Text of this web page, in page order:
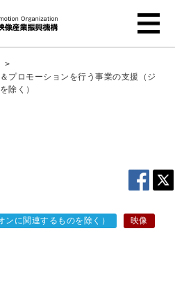
>
プロモーションを行う事業の支援（ジ
除く）
に関連するものを除く） 映像